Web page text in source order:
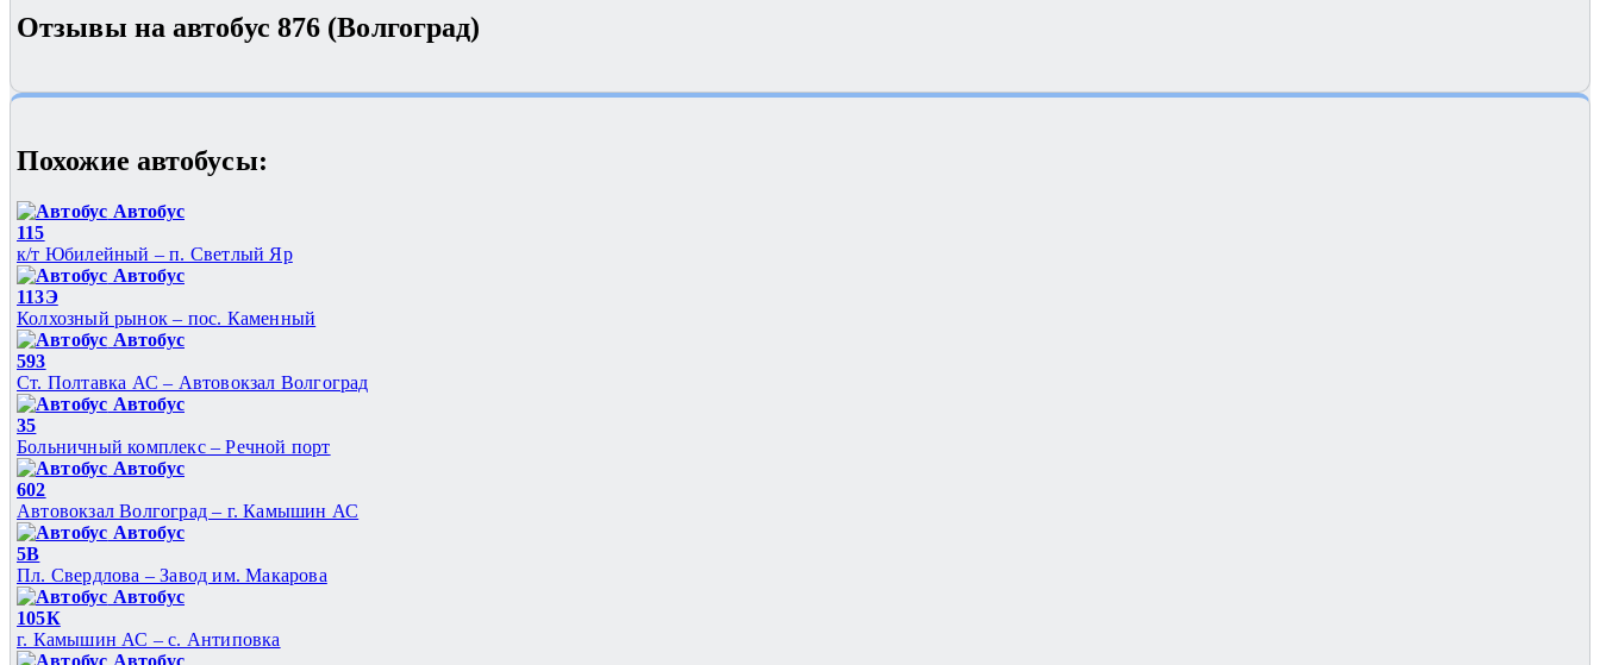
Отзывы на автобус 876 (Волгоград)
Похожие автобуcы:
Автобус
115
к/т Юбилейный – п. Светлый Яр
Автобус
113Э
Колхозный рынок – пос. Каменный
Автобус
593
Ст. Полтавка АС – Автовокзал Волгоград
Автобус
35
Больничный комплекс – Речной порт
Автобус
602
Автовокзал Волгоград – г. Камышин АС
Автобус
5В
Пл. Свердлова – Завод им. Макарова
Автобус
105К
г. Камышин АС – с. Антиповка
Автобус